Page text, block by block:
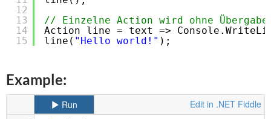
12
13
14
15
// Einzelne Action wird ohne
Action line = text =>
line( "Hello world!" );
Example: